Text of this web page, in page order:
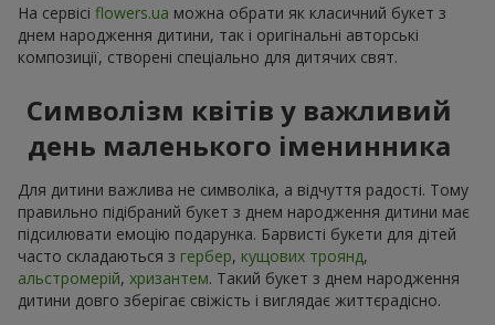
На сервісі flowers.ua можна обрати як класичний букет з
днем народження дитини, так і оригінальні авторські
композиції, створені спеціально для дитячих свят.
Символізм квітів у важливий
день маленького іменинника
Для дитини важлива не символіка, а відчуття радості. Тому
правильно підібраний букет з днем народження дитини має
підсилювати емоцію подарунка. Барвисті букети для дітей
часто складаються з гербер, кущових троянд,
альстромерій, хризантем. Такий букет з днем народження
дитини довго зберігає свіжість і виглядає життєрадісно.